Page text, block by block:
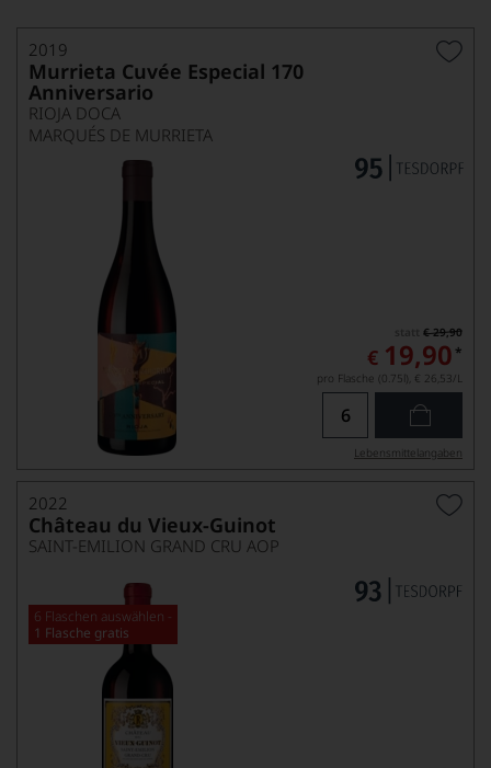
2019
Murrieta Cuvée Especial 170
Anniversario
RIOJA DOCA
MARQUÉS DE MURRIETA
€ 29,90
€ 19,90 *
pro Flasche (0.75l), € 26,53/L
Lebensmittel­angaben
2022
Château du Vieux-Guinot
SAINT-EMILION GRAND CRU AOP
6 Flaschen auswählen -
1 Flasche gratis